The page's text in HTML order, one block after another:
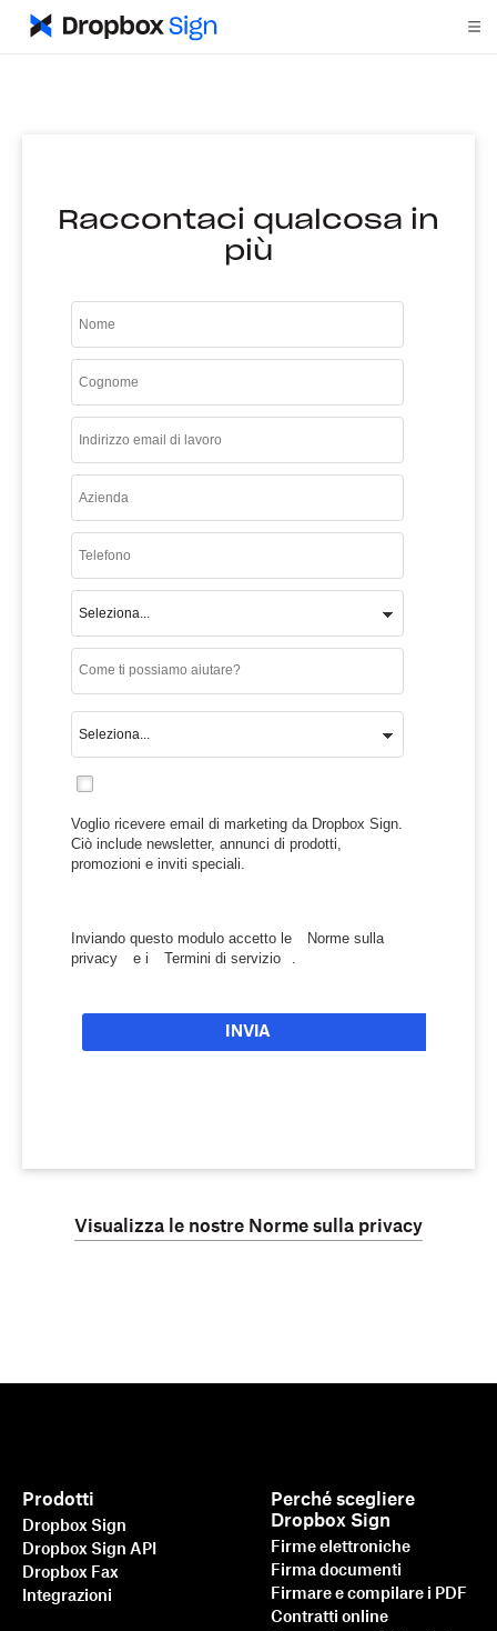
Raccontaci qualcosa in
più
Voglio ricevere email di marketing da Dropbox Sign.
Ciò include newsletter, annunci di prodotti,
promozioni e inviti speciali.
Inviando questo modulo accetto le
Norme sulla
privacy
e i Termini di servizio
INVIA
Visualizza le nostre Norme sulla privacy
Prodotti
Dropbox Sign
Dropbox Sign API
Dropbox Fax
Integrazioni
Perché scegliere
Dropbox Sign
Firme elettroniche
Firma documenti
Firmare e compilare i PDF
Contratti online